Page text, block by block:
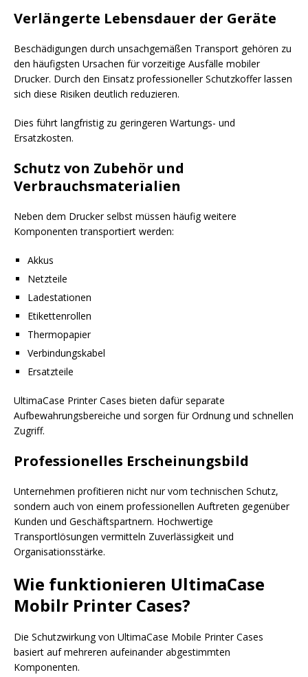
Verlängerte Lebensdauer der Geräte
Beschädigungen durch unsachgemäßen Transport gehören zu
den häufigsten Ursachen für vorzeitige Ausfälle mobiler
Drucker. Durch den Einsatz professioneller Schutzkoffer lassen
sich diese Risiken deutlich reduzieren.
Dies führt langfristig zu geringeren Wartungs- und
Ersatzkosten.
Schutz von Zubehör und
Verbrauchsmaterialien
Neben dem Drucker selbst müssen häufig weitere
Komponenten transportiert werden:
Akkus
Netzteile
Ladestationen
Etikettenrollen
Thermopapier
Verbindungskabel
Ersatzteile
UltimaCase Printer Cases bieten dafür separate
Aufbewahrungsbereiche und sorgen für Ordnung und schnellen
Zugriff.
Professionelles Erscheinungsbild
Unternehmen profitieren nicht nur vom technischen Schutz,
sondern auch von einem professionellen Auftreten gegenüber
Kunden und Geschäftspartnern. Hochwertige
Transportlösungen vermitteln Zuverlässigkeit und
Organisationsstärke.
Wie funktionieren UltimaCase
Mobilr Printer Cases?
Die Schutzwirkung von UltimaCase Mobile Printer Cases
basiert auf mehreren aufeinander abgestimmten
Komponenten.